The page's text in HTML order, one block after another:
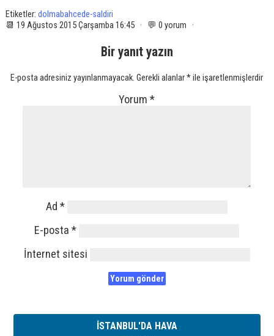
Etiketler: dolmabahcede-saldiri
📆 19 Ağustos 2015 Çarşamba 16:45 · 💬 0 yorum ·
Bir yanıt yazın
E-posta adresiniz yayınlanmayacak. Gerekli alanlar*ile işaretlenmişlerdir
Yorum*
Ad*
E-posta*
İnternet sitesi
İSTANBUL'DA HAVA